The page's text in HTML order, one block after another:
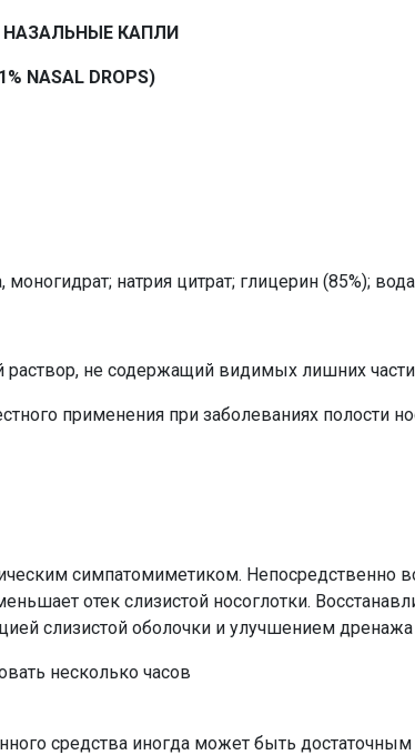
НАЗАЛЬНЫЕ КАПЛИ
NASAL DROPS)
натрия цитрат; глицерин (85%);
не содержащий видимых лишних
применения при заболеваниях полости
симпатомиметиком. Непосредственно
отек слизистой носоглотки.
слизистой оболочки и улучшением дренажа
несколько часов
средства иногда может быть достаточным